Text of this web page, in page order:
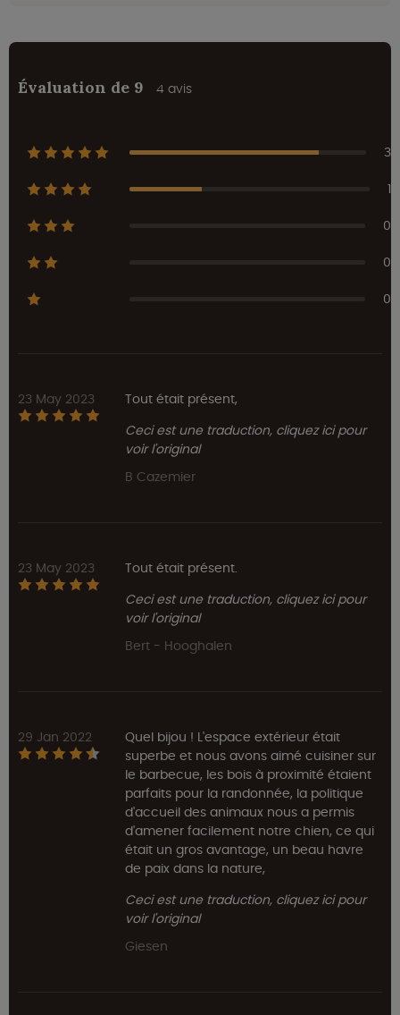
Évaluation de 9 4 avis
3
1
0
0
0
23 May 2023
Tout était présent,
Ceci est une traduction, cliquez ici pour
voir l'original
B Cazemier
23 May 2023
Tout était présent.
Ceci est une traduction, cliquez ici pour
voir l'original
Bert - Hooghalen
29 Jan 2022
Quel bijou ! L'espace extérieur était
superbe et nous avons aimé cuisiner sur
le barbecue, les bois à proximité étaient
parfaits pour la randonnée, la politique
d'accueil des animaux nous a permis
d'amener facilement notre chien, ce qui
était un gros avantage, un beau havre
de paix dans la nature,
Ceci est une traduction, cliquez ici pour
voir l'original
Giesen